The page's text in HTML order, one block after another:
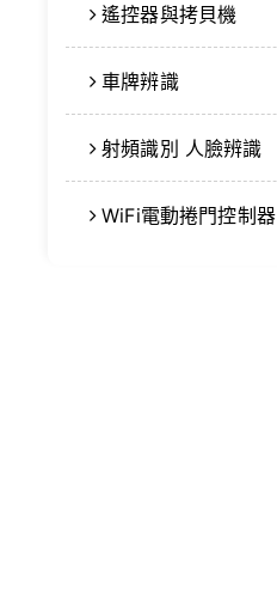
遙控器與拷貝機
車牌辨識
射頻識別 人臉辨識
WiFi電動捲門控制器